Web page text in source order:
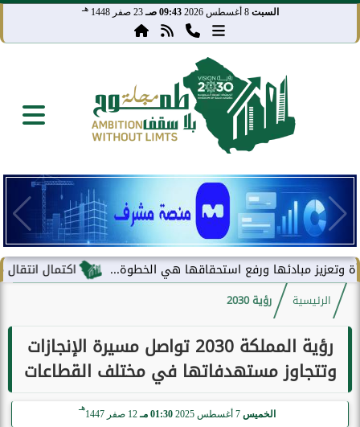
السبت 8 أغسطس 2026 09:43 صـ 23 صفر 1448 هـ
اكتمال انتقال مركز مبادئها ورفع استحقاقها هي الخطوة...
الرئيسية رؤية 2030
رؤية المملكة 2030 تواصل مسيرة الإنجازات
وتتجاوز مستهدفاتها في مختلف القطاعات
الخميس 7 أغسطس 2025 01:30 مـ 12 صفر 1447
هـ